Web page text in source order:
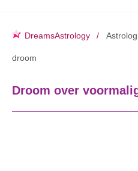
DreamsAstrology
droom
Droom over